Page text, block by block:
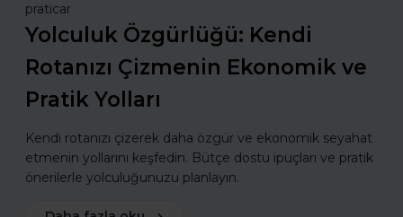
praticar
Yolculuk Özgürlüğü: Kendi
Rotanızı Çizmenin Ekonomik ve
Pratik Yolları
Kendi rotanızı çizerek daha özgür ve ekonomik seyahat
etmenin yollarını keşfedin. Bütçe dostu ipuçları ve pratik
önerilerle yolculuğunuzu planlayın.